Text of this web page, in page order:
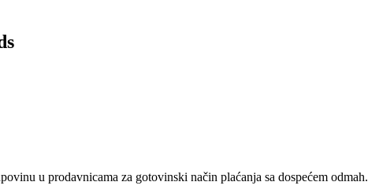
u prodavnicama za gotovinski način plaćanja sa dospećem odmah.